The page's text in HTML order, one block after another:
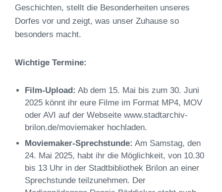
Geschichten, stellt die Besonderheiten unseres
Dorfes vor und zeigt, was unser Zuhause so
besonders macht.
Wichtige Termine:
Film-Upload: Ab dem 15. Mai bis zum 30. Juni
2025 könnt ihr eure Filme im Format MP4, MOV
oder AVI auf der Webseite www.stadtarchiv-
brilon.de/moviemaker hochladen.
Moviemaker-Sprechstunde: Am Samstag, den
24. Mai 2025, habt ihr die Möglichkeit, von 10.30
bis 13 Uhr in der Stadtbibliothek Brilon an einer
Sprechstunde teilzunehmen. Der